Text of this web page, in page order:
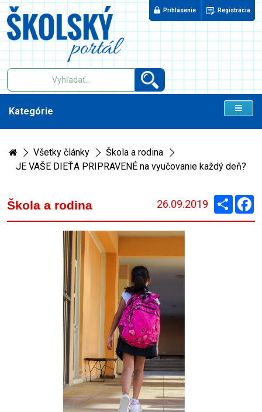
Prihlásenie Registrácia
Kategórie
Všetky články
Škola a rodina
JE VAŠE DIEŤA PRIPRAVENÉ na vyučovanie každý deň?
Škola a rodina 26.09.2019 Zdieľaj